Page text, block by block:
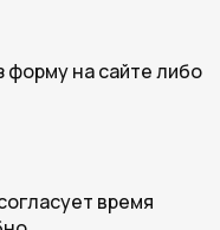
форму на сайте либо
время